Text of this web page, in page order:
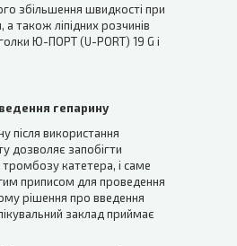
збільшення швидкості при
а також ліпідних розчинів
Ю-ПОРТ (U-PORT) 19 G і
гепарину
після використання
дозволяє запобігти
катетера, і саме
приписом для проведення
рішення про введення
заклад приймає